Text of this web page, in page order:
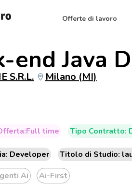
Offerte di lavoro
end Java
S.R.L. Milano (MI)
time Tipo Contratto:
Developer Titolo di Studio:
Ai Ai-First